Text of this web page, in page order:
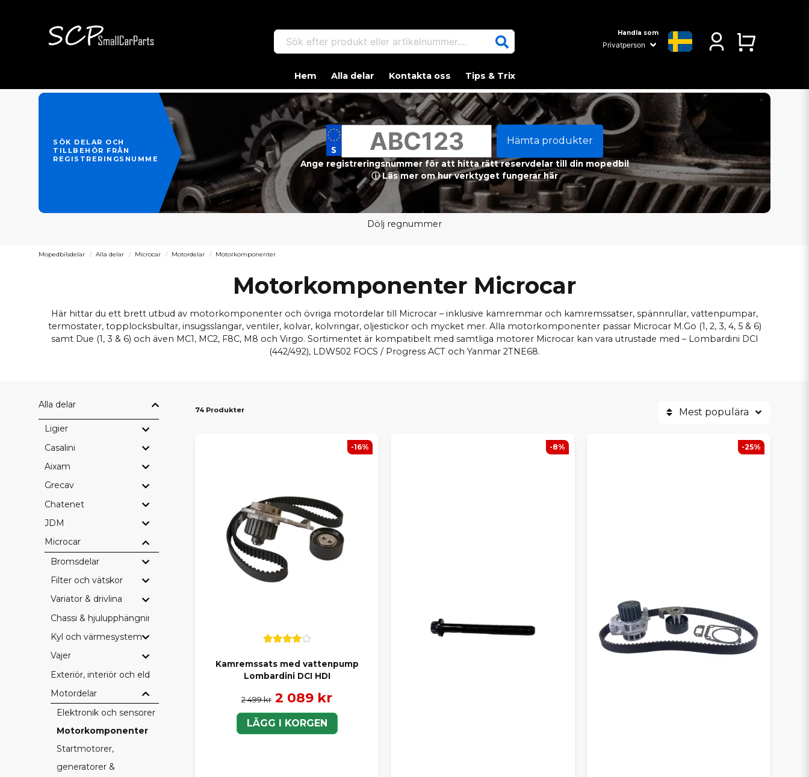
Sök efter produkt eller artikelnummer.... Handla som
Hem Alla delar Kontakta oss Tips & Trix
SÖK DELAR OCH
TILLBEHÖR FRÅN
REGISTRERINGSNUMMER
Hämta produkter
Ange registreringsnummer för att hitta rätt reservdelar till din mopedbil
ⓘ Läs mer om hur verktyget fungerar här
Dölj regnummer
Mopedbilsdelar Alla delar Microcar Motordelar Motorkomponenter
Motorkomponenter Microcar
Här hittar du ett brett utbud av motorkomponenter och övriga motordelar till Microcar – inklusive kamremmar och kamremssatser, spännrullar, vattenpumpar,
termostater, topplocksbultar, insugsslangar, ventiler, kolvar, kolvringar, oljestickor och mycket mer. Alla motorkomponenter passar Microcar M.Go (1, 2, 3, 4, 5 & 6)
samt Due (1, 3 & 6) och även MC1, MC2, F8C, M8 och Virgo. Sortimentet är kompatibelt med samtliga motorer Microcar kan vara utrustade med – Lombardini DCI
(442/492), LDW502 FOCS / Progress ACT och Yanmar 2TNE68.
Alla delar
Ligier
Casalini
Aixam
Grecav
Chatenet
JDM
Microcar
Bromsdelar
Filter och vätskor
Variator & drivlina
Chassi & hjulupphängning
Kyl och värmesystem
Vajer
Exteriör, interiör och eldetaljer
Motordelar
Elektronik och sensorer
Motorkomponenter
Startmotorer,
generatorer &
74 Produkter Mest populära
Kamremssats med vattenpump
Lombardini DCI HDI
2 499 kr 2 089 kr
LÄGG I KORGEN
-16% -8% -25%